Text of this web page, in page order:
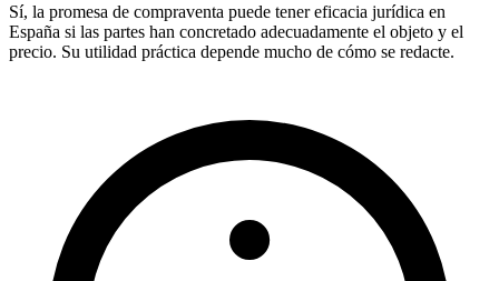
Sí, la promesa de compraventa puede tener eficacia jurídica en
España si las partes han concretado adecuadamente el objeto y el
precio. Su utilidad práctica depende mucho de cómo se redacte.